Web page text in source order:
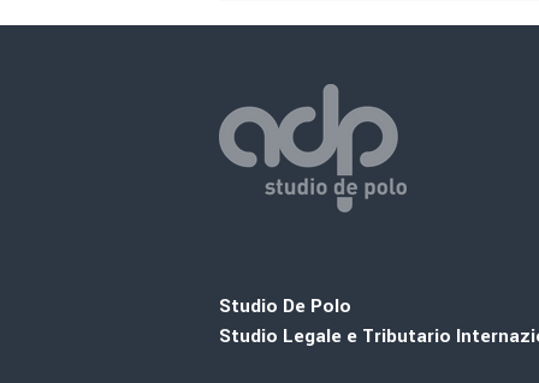
Circolari/Romania
Studio De Polo
Studio Legale e Tributario